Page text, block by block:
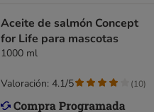
Aceite de salmón Concept
for Life para mascotas
1000 ml
Valoración: 4.1/5 (10)